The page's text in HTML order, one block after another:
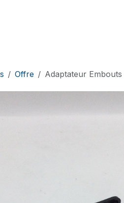
Offre Adaptateur Embouts